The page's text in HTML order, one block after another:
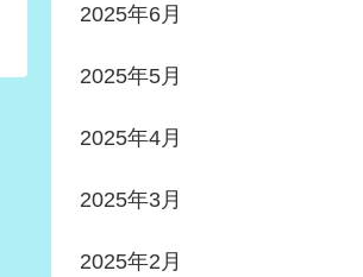
2025年6月
2025年5月
2025年4月
2025年3月
2025年2月